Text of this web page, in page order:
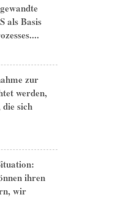
als Basis
zur
werden,
sich
ihren
wir